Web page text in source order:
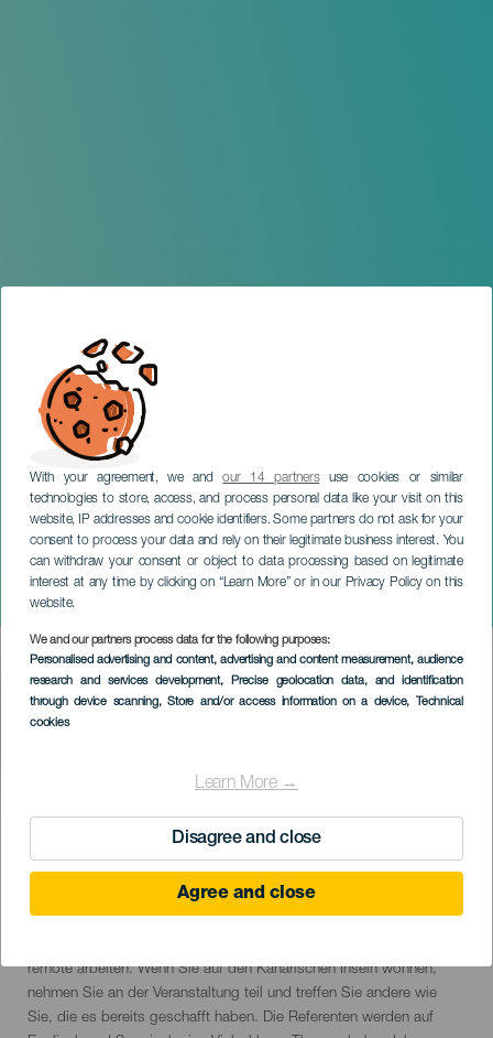
With your agreement, we andour 14 partnersuse cookies or similar
technologies to store, access, and process personal data like your visit on this
website, IP addresses and cookie identifiers. Some partners do not ask for your
consent to process your data and rely on their legitimate business interest. You
can withdraw your consent or object to data processing based on legitimate
interest at any time by clicking on “Learn More” or in our Privacy Policy on this
website.
We and our partners process data for the following purposes:
Personalised advertising and content, advertising and content measurement, audience
research and services development, Precise geolocation data, and identification
through device scanning, Store and/or access information on a device, Technical
cookies
Learn More →
Disagree and close
Agree and close
Nomad City Festival 2023
GRAN CANARIA
Imagen
Listado
Localidad
Agaete
del
evento
remote arbeiten. Wenn Sie auf den Kanarischen Inseln wohnen,
nehmen Sie an der Veranstaltung teil und treffen Sie andere wie
Sie, die es bereits geschafft haben. Die Referenten werden auf